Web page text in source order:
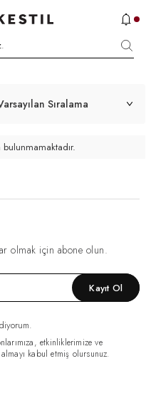
olmak için abone olun.
Kayıt Ol
etkinliklerimize ve
kabul etmiş olursunuz.